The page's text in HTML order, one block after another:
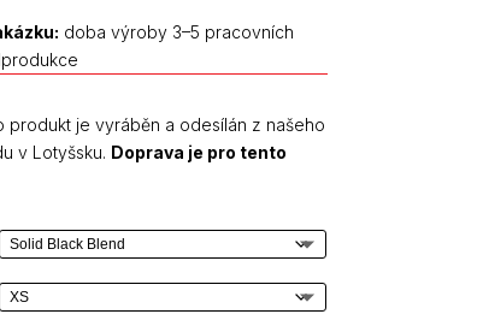
doba výroby 3–5 pracovních
produkt je vyráběn a odesílán z našeho
v Lotyšsku. Doprava je pro tento